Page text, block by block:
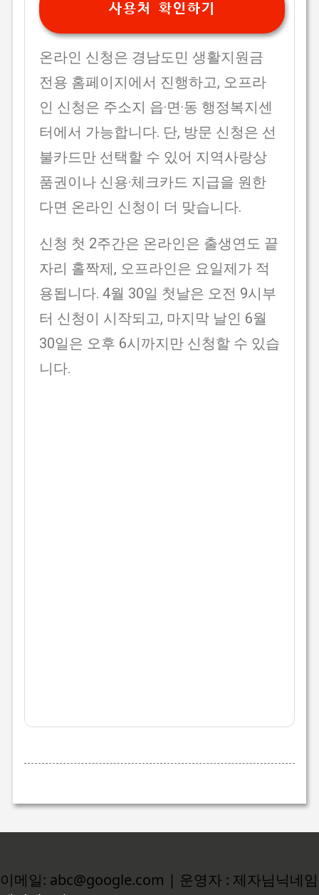
사용처 확인하기
온라인 신청은 경남도민 생활지원금
전용 홈페이지에서 진행하고, 오프라
인 신청은 주소지 읍·면·동 행정복지센
터에서 가능합니다. 단, 방문 신청은 선
불카드만 선택할 수 있어 지역사랑상
품권이나 신용·체크카드 지급을 원한
다면 온라인 신청이 더 맞습니다.
신청 첫 2주간은 온라인은 출생연도 끝
자리 홀짝제, 오프라인은 요일제가 적
용됩니다. 4월 30일 첫날은 오전 9시부
터 신청이 시작되고, 마지막 날인 6월
30일은 오후 6시까지만 신청할 수 있습
니다.
이메일: abc@google.com | 운영자 : 제자님닉네임